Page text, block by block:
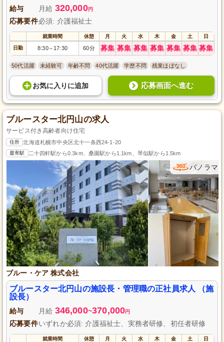
給与 月給 320,000円
応募要件必須: 介護福祉士
就業時間 休憩 月 火 水 木 金 土 日
日勤 8:30～ 17:30 60分 募集 募集 募集 募集 募集 募集 募集
50代活躍 未経験可 年齢不問 40代活躍 学歴不問 残業ほぼなし
お気に入り に追加 応募画面へ進む
ブルースター北円山の求人
サービス付き高齢者向け住宅
住所 北海道札幌市中央区北十一条西24-1-20
最寄駅 二十四軒駅から0.3km、桑園駅から1.1km、琴似駅から1.5km
パノラマ
ブルー・ケア 株式会社
ブルースター北円山の施設長・管理職の正社員求人 （施
設長）
給与 月給 346,000~370,000円
応募要件いずれか必須: 介護福祉士、実務者研修、初任者研修
就業時間 休憩 月 火 水 木 金 土 日